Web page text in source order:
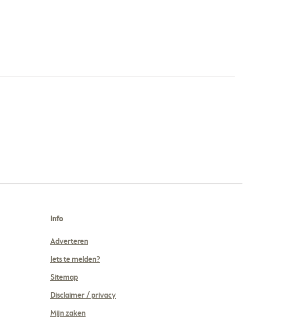
Info
Adverteren
Iets te melden?
Sitemap
Disclaimer / privacy
Mijn zaken